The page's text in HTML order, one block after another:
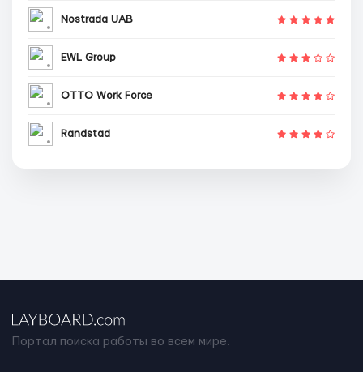
Nostrada UAB
EWL Group
OTTO Work Force
Randstad
Портал поиска работы во всем мире.